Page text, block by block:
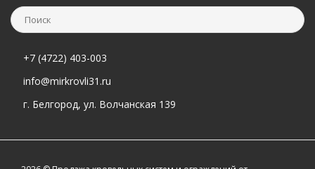
+7 (4722) 403-003
info@mirkrovli31.ru
г. Белгород, ул. Волчанская 139